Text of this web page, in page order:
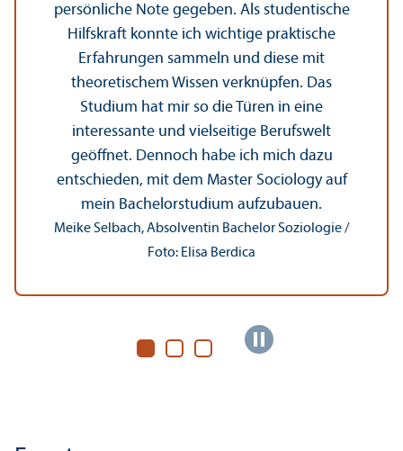
persönliche Note gegeben. Als studentische
Hilfskraft konnte ich wichtige praktische
Erfahrungen sammeln und diese mit
theoretischem Wissen verknüpfen. Das
Studium hat mir so die Türen in eine
interessante und vielseitige Berufswelt
geöffnet. Dennoch habe ich mich dazu
entschieden, mit dem Master Sociology auf
mein Bachelor­studium aufzubauen.
Meike Selbach, Absolventin Bachelor Soziologie /
Foto: Elisa Berdica